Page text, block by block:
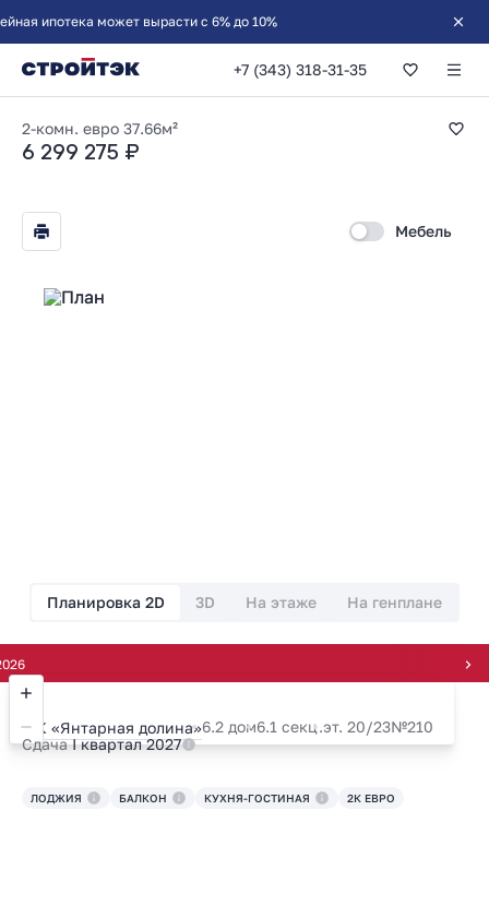
+7 (343) 318-31-35
1-комнатная
2-комн. евро 37.66м²
6 299 275 ₽
Мебель
Планировка 2D 3D На этаже На генплане
ЖК «Янтарная долина»6.2 дом6.1 секц.эт. 20/23№210
СдачаI квартал 2027
ЛОДЖИЯ БАЛКОН КУХНЯ-ГОСТИНАЯ 2К ЕВРО